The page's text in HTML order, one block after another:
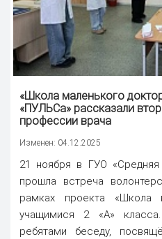
«Школа маленького
«ПУЛЬСа» рассказали
профессии врача
Изменен: 04.12.2025
21 ноября в ГУО
прошла встреча
рамках проекта «Школа
учащимися 2 «А»
ребятами беседу,